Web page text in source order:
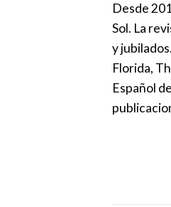
Desde
Sol. La
y
Florida,
Español